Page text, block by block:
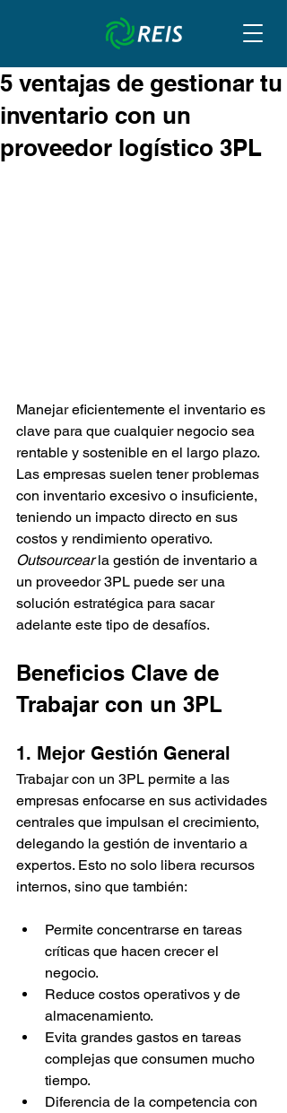
5 ventajas de gestionar tu
inventario con un
proveedor logístico 3PL
Manejar eficientemente el inventario es
clave para que cualquier negocio sea
rentable y sostenible en el largo plazo.
Las empresas suelen tener problemas
con inventario excesivo o insuficiente,
teniendo un impacto directo en sus
costos y rendimiento operativo.
Outsourcear la gestión de inventario a
un proveedor 3PL puede ser una
solución estratégica para sacar
adelante este tipo de desafíos.
Beneficios Clave de
Trabajar con un 3PL
1. Mejor Gestión General
Trabajar con un 3PL permite a las
empresas enfocarse en sus actividades
centrales que impulsan el crecimiento,
delegando la gestión de inventario a
expertos. Esto no solo libera recursos
internos, sino que también:
Permite concentrarse en tareas
críticas que hacen crecer el
negocio.
Reduce costos operativos y de
almacenamiento.
Evita grandes gastos en tareas
complejas que consumen mucho
tiempo.
Diferencia de la competencia con